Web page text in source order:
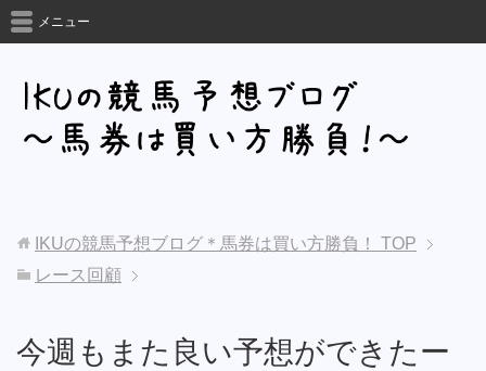
メニュー
IKUの競馬予想ブログ＊馬券は買い方勝負！
TOP
レース回顧
今週もまた良い予想ができたー